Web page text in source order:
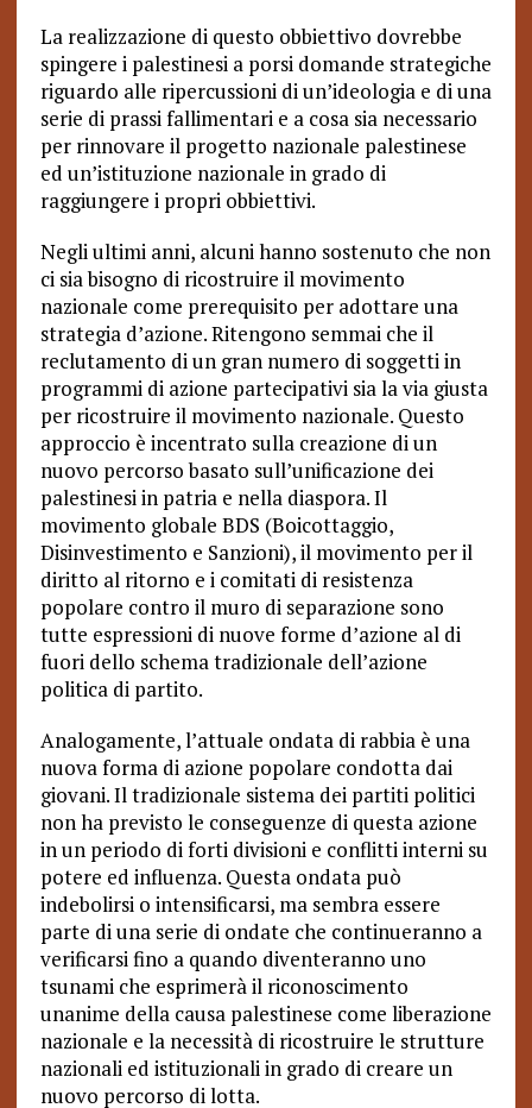
La realizzazione di questo obbiettivo dovrebbe
spingere i palestinesi a porsi domande strategiche
riguardo alle ripercussioni di un’ideologia e di una
serie di prassi fallimentari e a cosa sia necessario
per rinnovare il progetto nazionale palestinese
ed un’istituzione nazionale in grado di
raggiungere i propri obbiettivi.
Negli ultimi anni, alcuni hanno sostenuto che non
ci sia bisogno di ricostruire il movimento
nazionale come prerequisito per adottare una
strategia d’azione. Ritengono semmai che il
reclutamento di un gran numero di soggetti in
programmi di azione partecipativi sia la via giusta
per ricostruire il movimento nazionale. Questo
approccio è incentrato sulla creazione di un
nuovo percorso basato sull’unificazione dei
palestinesi in patria e nella diaspora. Il
movimento globale BDS (Boicottaggio,
Disinvestimento e Sanzioni), il movimento per il
diritto al ritorno e i comitati di resistenza
popolare contro il muro di separazione sono
tutte espressioni di nuove forme d’azione al di
fuori dello schema tradizionale dell’azione
politica di partito.
Analogamente, l’attuale ondata di rabbia è una
nuova forma di azione popolare condotta dai
giovani. Il tradizionale sistema dei partiti politici
non ha previsto le conseguenze di questa azione
in un periodo di forti divisioni e conflitti interni su
potere ed influenza. Questa ondata può
indebolirsi o intensificarsi, ma sembra essere
parte di una serie di ondate che continueranno a
verificarsi fino a quando diventeranno uno
tsunami che esprimerà il riconoscimento
unanime della causa palestinese come liberazione
nazionale e la necessità di ricostruire le strutture
nazionali ed istituzionali in grado di creare un
nuovo percorso di lotta.